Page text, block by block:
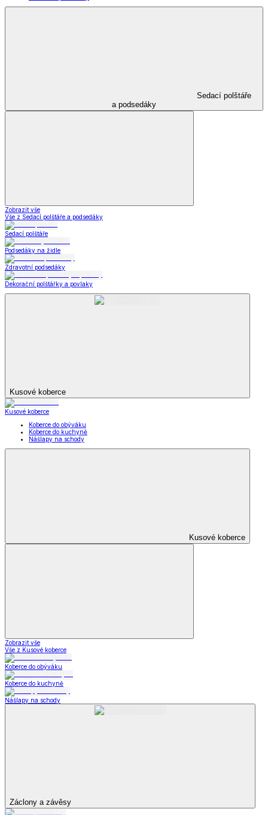
Sedací polštáře
a podsedáky
Zobrazit vše
Vše z Sedací polštáře a podsedáky
Sedací polštáře
Podsedáky na židle
Zdravotní podsedáky
Dekorační polštářky a povlaky
Kusové koberce
Kusové koberce
Koberce do obýváku
Koberce do kuchyně
Nášlapy na schody
Kusové koberce
Zobrazit vše
Vše z Kusové koberce
Koberce do obýváku
Koberce do kuchyně
Nášlapy na schody
Záclony a závěsy